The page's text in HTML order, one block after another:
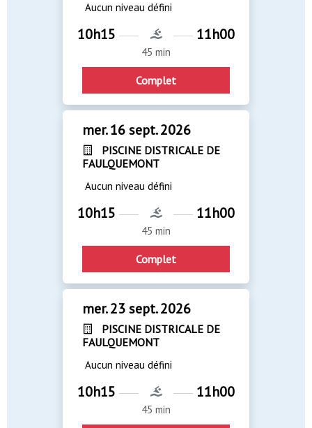
Aucun niveau défini
10h15 11h00
45 min
Complet
mer. 16 sept. 2026
PISCINE DISTRICALE DE
FAULQUEMONT
Aucun niveau défini
10h15 11h00
45 min
Complet
mer. 23 sept. 2026
PISCINE DISTRICALE DE
FAULQUEMONT
Aucun niveau défini
10h15 11h00
45 min